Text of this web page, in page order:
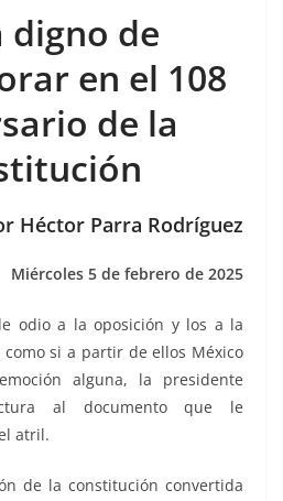
at
s
A
p
p
ss
e
n
g
er
e
gr
a
m
m
p
ar
tir
digno de
en el 108
de la
Héctor Parra Rodríguez
Miércoles 5 de febrero de 2025
odio a la oposición y los a la
si a partir de ellos México
alguna, la presidente
al documento que le
atril.
de la constitución convertida